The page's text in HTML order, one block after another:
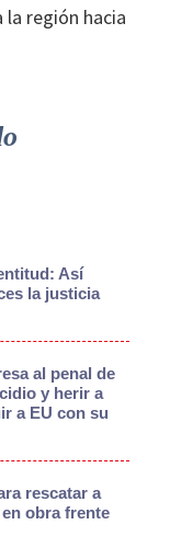
región hacia
Así
la justicia
al penal de
y herir a
a EU con su
rescatar a
obra frente